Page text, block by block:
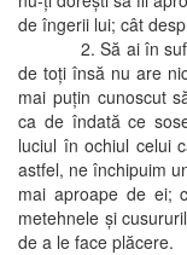
de îngerii lui; cât
2. Să ai în suflet
de toţi însă nu are
mai puţin cunoscut
ca de îndată ce
luciul în ochiul celui
astfel, ne închipuim
mai aproape de ei;
metehnele şi
de a le face plăcere.